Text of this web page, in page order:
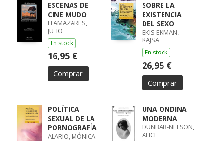
ESCENAS DE
CINE MUDO
LLAMAZARES,
JULIO
En stock
16,95 €
Comprar
SOBRE LA
EXISTENCIA
DEL SEXO
EKIS EKMAN,
KAJSA
En stock
26,95 €
Comprar
POLÍTICA
SEXUAL DE LA
PORNOGRAFÍA
ALARIO, MÓNICA
UNA ONDINA
MODERNA
DUNBAR-NELSON,
ALICE